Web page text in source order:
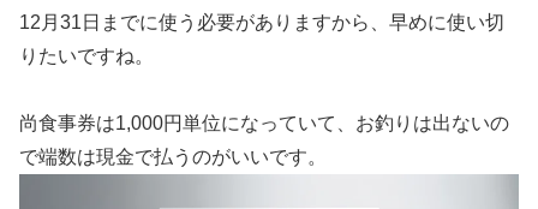
12月31日までに使う必要がありますから、早めに使い切
りたいですね。
尚食事券は1,000円単位になっていて、お釣りは出ないの
で端数は現金で払うのがいいです。